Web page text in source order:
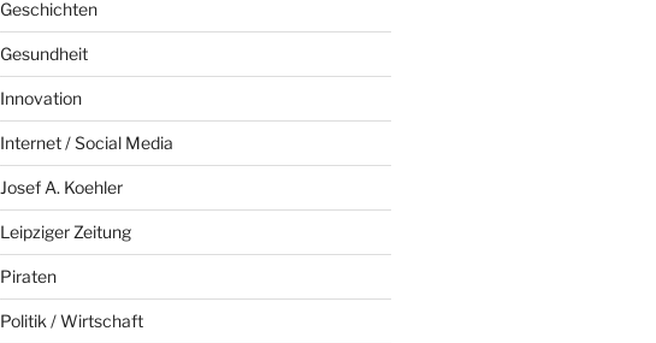
Geschichten
Gesundheit
Innovation
Internet / Social Media
Josef A. Koehler
Leipziger Zeitung
Piraten
Politik / Wirtschaft